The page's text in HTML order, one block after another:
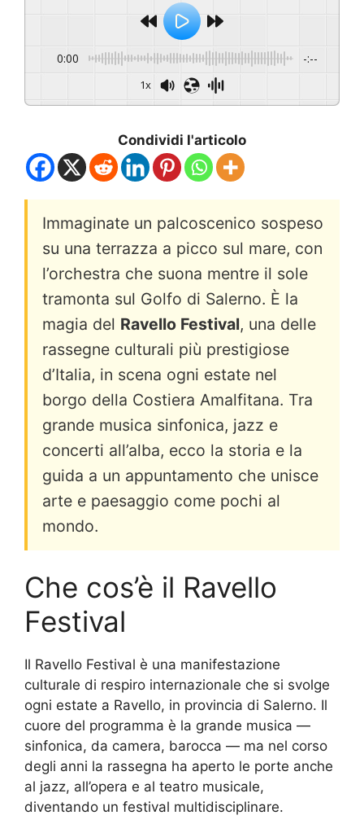
0:00 -:--
1x
Condividi l'articolo
Immaginate un palcoscenico sospeso
su una terrazza a picco sul mare, con
l’orchestra che suona mentre il sole
tramonta sul Golfo di Salerno. È la
magia del Ravello Festival, una delle
rassegne culturali più prestigiose
d’Italia, in scena ogni estate nel
borgo della Costiera Amalfitana. Tra
grande musica sinfonica, jazz e
concerti all’alba, ecco la storia e la
guida a un appuntamento che unisce
arte e paesaggio come pochi al
mondo.
Che cos’è il Ravello
Festival
Il Ravello Festival è una manifestazione
culturale di respiro internazionale che si svolge
ogni estate a Ravello, in provincia di Salerno. Il
cuore del programma è la grande musica —
sinfonica, da camera, barocca — ma nel corso
degli anni la rassegna ha aperto le porte anche
al jazz, all’opera e al teatro musicale,
diventando un festival multidisciplinare.